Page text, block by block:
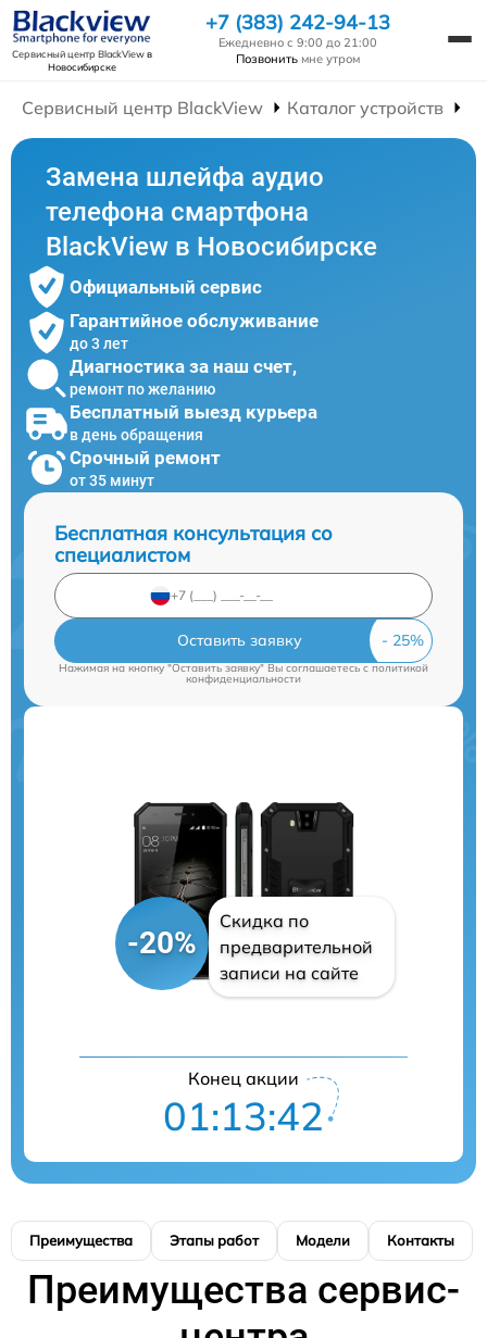
Сервисный центр BlackViewв
Новосибирске
+7 (383) 242-94-13
Ежедневно с 9:00 до 21:00
Позвонить мне утром
Сервисный центр BlackView Каталог устройств
Замена шлейфа аудио
телефона смартфона
BlackView в Новосибирске
Официальный сервис
Гарантийное обслуживание
до 3 лет
Диагностика за наш счет,
ремонт по желанию
Бесплатный выезд курьера
в день обращения
Срочный ремонт
от 35 минут
Бесплатная консультация со
специалистом
Оставить заявку
Нажимая на кнопку "Оставить заявку" Вы соглашаетесь cполитикой
конфиденциальности
-20%
Скидка по
предварительной
записи на сайте
Конец акции
01:13:41
Преимущества Этапы работ Модели Контакты
Преимущества сервис-